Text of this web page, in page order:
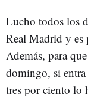
Lucho todos los
Real Madrid y
Además, para
domingo, si
tres por ciento lo